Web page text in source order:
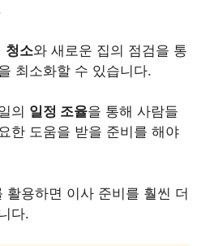
청소와 새로운 집의 점검을 통
최소화할 수 있습니다.
의 일정 조율을 통해 사람들
한 도움을 받을 준비를 해야
활용하면 이사 준비를 훨씬 더
다.